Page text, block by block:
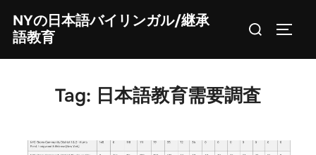
content
NYの日本語バイリンガル/継承
語教育
Search
Tag: 日本語教育需要調査